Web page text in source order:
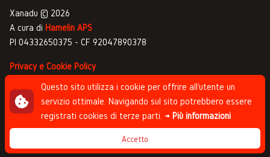
Xanadu © 2026
A cura di Hamelin APS
PI 04332650375 - CF 92047890378
Privacy e Cookie Policy
Gestione commenti
Newsletter
Progettato da , sviluppato da
Questo sito utilizza i cookie per offrire all'utente un
servizio ottimale. Navigando sul sito potrebbero essere
registrati cookies di terze parti. → Più informazioni
Accetto